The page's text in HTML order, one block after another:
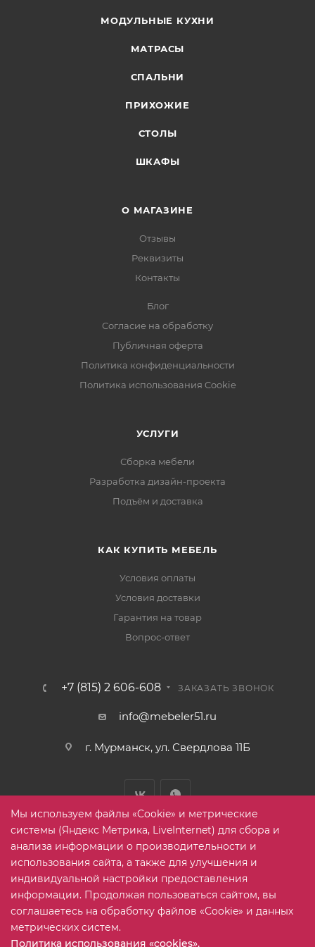
МОДУЛЬНЫЕ КУХНИ
МАТРАСЫ
СПАЛЬНИ
ПРИХОЖИЕ
СТОЛЫ
ШКАФЫ
О МАГАЗИНЕ
Отзывы
Реквизиты
Контакты
Блог
Согласие на обработку
Публичная оферта
Политика конфиденциальности
Политика использования Cookie
УСЛУГИ
Сборка мебели
Разработка дизайн-проекта
Подъём и доставка
КАК КУПИТЬ МЕБЕЛЬ
Условия оплаты
Условия доставки
Гарантия на товар
Вопрос-ответ
+7 (815) 2 606-608 ЗАКАЗАТЬ ЗВОНОК
info@mebeler51.ru
г. Мурманск, ул. Свердлова 11Б
2005-2026 © mebelier51.ru - модный интернет-магазин не
дорогой корпусной мебели. Все права защищены.
Мы используем файлы «Cookie» и метрические
системы (Яндекс Метрика, LiveInternet) для сбора и
анализа информации о производительности и
использования сайта, а также для улучшения и
индивидуальной настройки предоставления
информации. Продолжая пользоваться сайтом, вы
соглашаетесь на обработку файлов «Cookie» и данных
метрических систем.
Политика использования «cookies».